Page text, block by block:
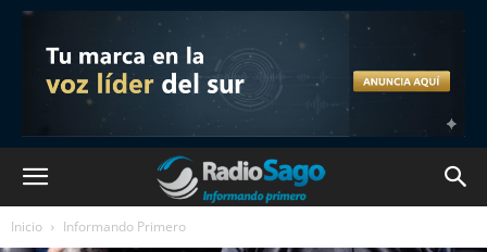
Inicio Informando Primero